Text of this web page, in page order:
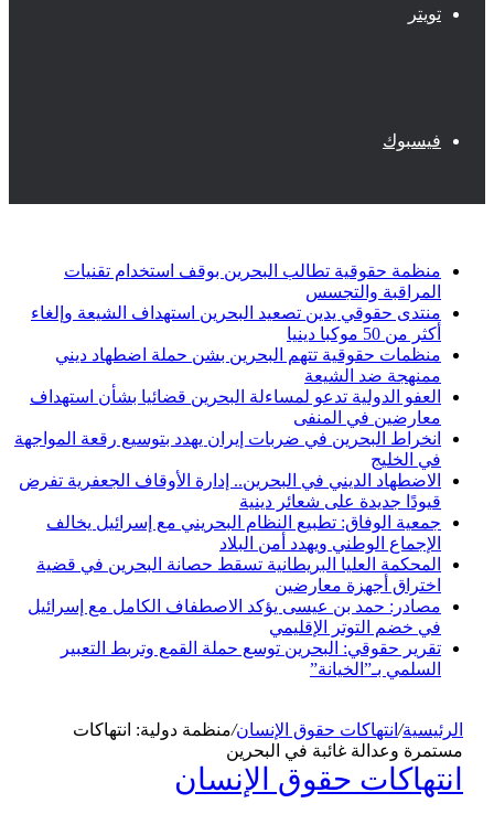
تويتر
فيسبوك
منظمة حقوقية تطالب البحرين بوقف استخدام تقنيات
المراقبة والتجسس
منتدى حقوقي يدين تصعيد البحرين استهداف الشيعة وإلغاء
أكثر من 50 موكبا دينيا
منظمات حقوقية تتهم البحرين بشن حملة اضطهاد ديني
ممنهجة ضد الشيعة
العفو الدولية تدعو لمساءلة البحرين قضائيا بشأن استهداف
معارضين في المنفى
انخراط البحرين في ضربات إيران يهدد بتوسيع رقعة المواجهة
في الخليج
الاضطهاد الديني في البحرين.. إدارة الأوقاف الجعفرية تفرض
قيودًا جديدة على شعائر دينية
جمعية الوفاق: تطبيع النظام البحريني مع إسرائيل يخالف
الإجماع الوطني ويهدد أمن البلاد
المحكمة العليا البريطانية تسقط حصانة البحرين في قضية
اختراق أجهزة معارضين
مصادر: حمد بن عيسى يؤكد الاصطفاف الكامل مع إسرائيل
في خضم التوتر الإقليمي
تقرير حقوقي: البحرين توسع حملة القمع وتربط التعبير
السلمي بـ”الخيانة”
الرئيسية/ انتهاكات حقوق الإنسان/منظمة دولية: انتهاكات
مستمرة وعدالة غائبة في البحرين
انتهاكات حقوق الإنسان